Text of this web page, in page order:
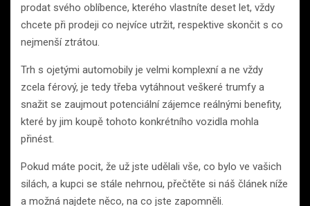
prodat svého oblíbence, kterého vlastníte deset let, vždy
chcete při prodeji co nejvíce utržit, respektive skončit s co
nejmenší ztrátou.
Trh s ojetými automobily je velmi komplexní a ne vždy
zcela férový, je tedy třeba vytáhnout veškeré trumfy a
snažit se zaujmout potenciální zájemce reálnými benefity,
které by jim koupě tohoto konkrétního vozidla mohla
přinést.
Pokud máte pocit, že už jste udělali vše, co bylo ve vašich
silách, a kupci se stále nehrnou, přečtěte si náš článek níže
a možná najdete něco, na co jste zapomněli.